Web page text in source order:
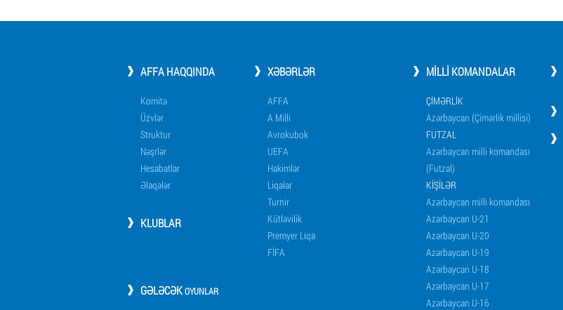
AFFA HAQQINDA
Komitə
Üzvlər
Struktur
Nəşrlər
Hesabatlar
Əlaqələr
KLUBLAR
XƏBƏRLƏR
AFFA
A Milli
Avrokubok
UEFA
Hakimlər
Liqalar
Turnir
Kütləvilik
Premyer Liqa
FİFA
GƏLƏCƏKOYUNLAR
MILLI KOMANDALAR
ÇIMƏRLIK
Azərbaycan (Çimərlik millisi)
FUTZAL
Azərbaycan milli komandası
(Futzal)
KIŞILƏR
Azərbaycan milli komandası
Azərbaycan U-21
Azərbaycan U-20
Azərbaycan U-19
Azərbaycan U-18
Azərbaycan U-17
Azərbaycan U-16